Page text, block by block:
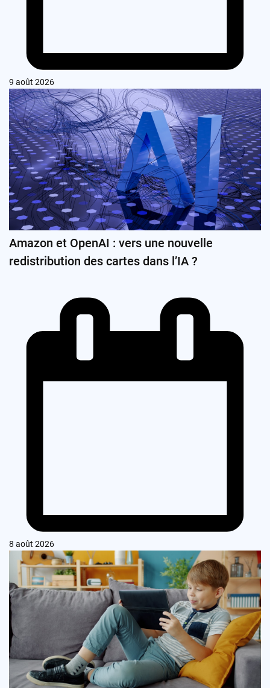
9 août 2026
Amazon et OpenAI : vers une nouvelle
redistribution des cartes dans l’IA ?
8 août 2026